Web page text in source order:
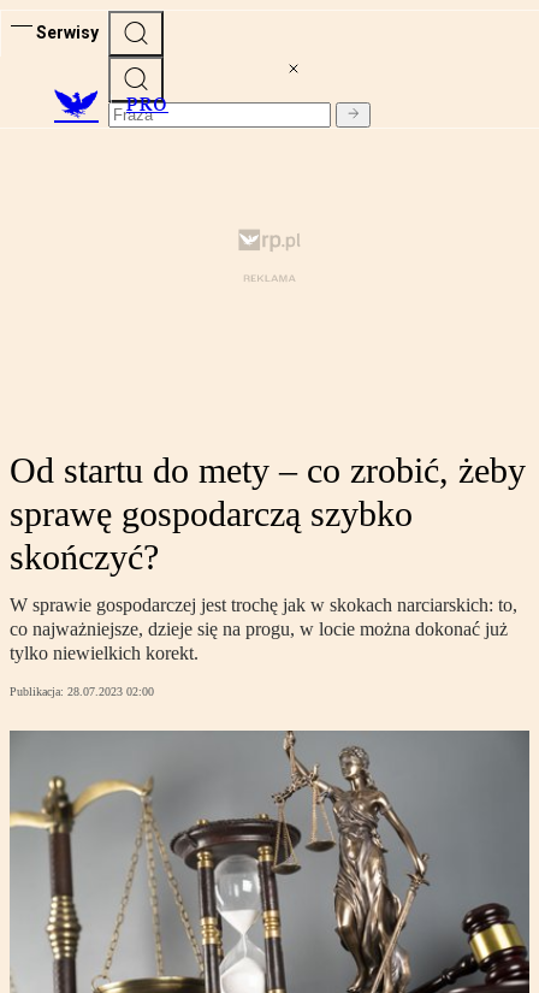
Serwisy
PRO
Od startu do mety – co zrobić, żeby
sprawę gospodarczą szybko
skończyć?
W sprawie gospodarczej jest trochę jak w skokach narciarskich: to,
co najważniejsze, dzieje się na progu, w locie można dokonać już
tylko niewielkich korekt.
Publikacja: 28.07.2023 02:00